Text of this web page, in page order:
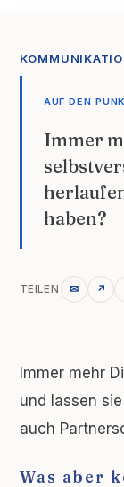
AUF DEN
Immer
haben?
TEILEN ✉ ↗
Immer mehr
und lassen
auch
Was aber